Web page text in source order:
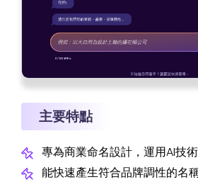
主要特點
專為商業命名設計，運用AI技
能快速產生符合品牌調性的名